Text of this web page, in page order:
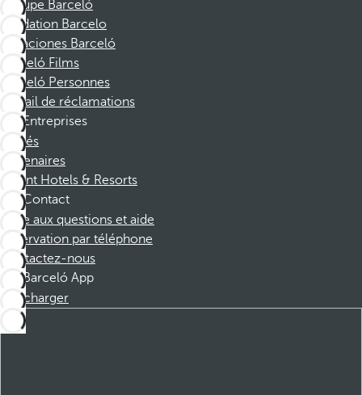
Groupe Barceló
Fondation Barcelo
Vacaciones Barceló
Barceló Films
Barceló Personnes
Portail de réclamations
Entreprises
Affiliés
Partenaires
Dorint Hotels & Resorts
Contact
Foire aux questions et aide
Réservation par téléphone
Contactez-nous
Barceló App
Télécharger